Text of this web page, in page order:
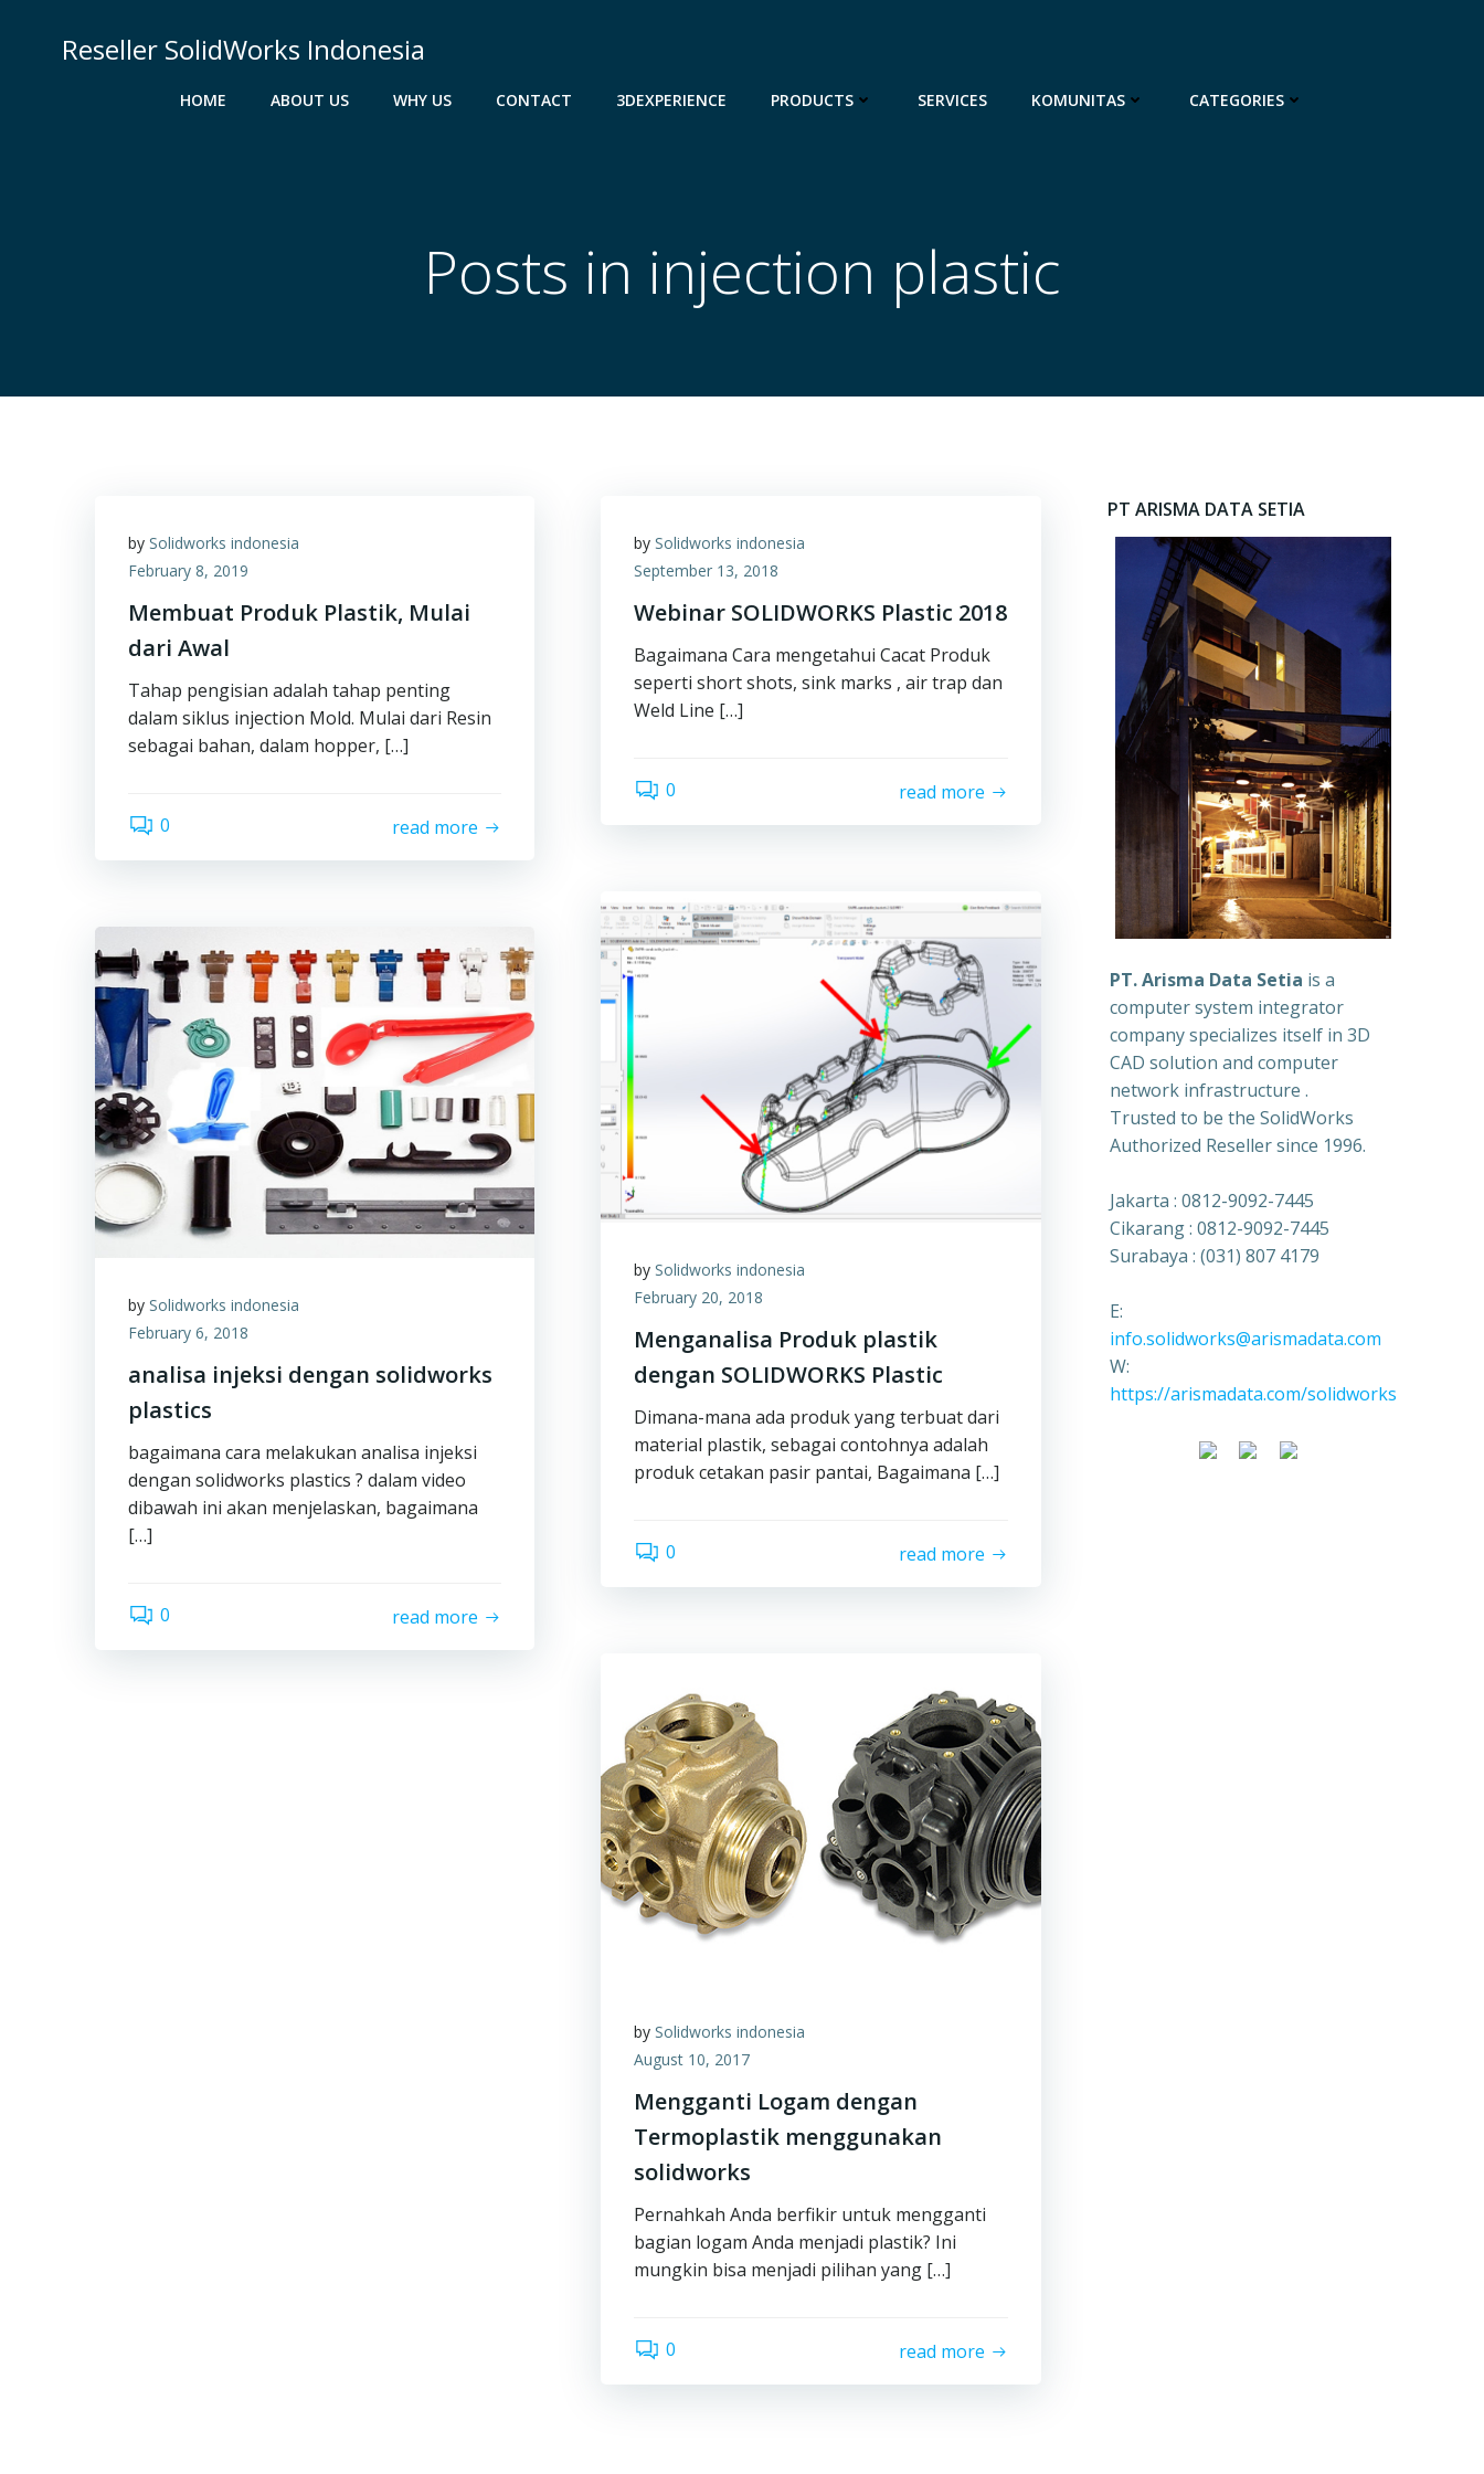
Reseller SolidWorks Indonesia
HOME ABOUT US WHY US CONTACT 3DEXPERIENCE PRODUCTS SERVICES KOMUNITAS CATEGORIES
Posts in injection plastic
by Solidworks indonesia
February 8, 2019
Membuat Produk Plastik, Mulai
dari Awal
Tahap pengisian adalah tahap penting
dalam siklus injection Mold. Mulai dari Resin
sebagai bahan, dalam hopper, […]
0 read more
bySolidworks indonesia
September 13, 2018
Webinar SOLIDWORKS Plastic 2018
Bagaimana Cara mengetahui Cacat Produk
seperti short shots, sink marks , air trap dan
Weld Line […]
0 read more
bySolidworks indonesia
February 20, 2018
Menganalisa Produk plastik
dengan SOLIDWORKS Plastic
Dimana-mana ada produk yang terbuat dari
material plastik, sebagai contohnya adalah
produk cetakan pasir pantai, Bagaimana […]
0 read more
by Solidworks indonesia
February 6, 2018
analisa injeksi dengan solidworks
plastics
bagaimana cara melakukan analisa injeksi
dengan solidworks plastics ? dalam video
dibawah ini akan menjelaskan, bagaimana
[…]
0 read more
bySolidworks indonesia
August 10, 2017
Mengganti Logam dengan
Termoplastik menggunakan
solidworks
Pernahkah Anda berfikir untuk mengganti
bagian logam Anda menjadi plastik? Ini
mungkin bisa menjadi pilihan yang […]
0 read more
PT ARISMA DATA SETIA
PT. Arisma Data Setia is a
computer system integrator
company specializes itself in 3D
CAD solution and computer
network infrastructure .
Trusted to be the SolidWorks
Authorized Reseller since 1996.
Jakarta : 0812-9092-7445
Cikarang : 0812-9092-7445
Surabaya : (031) 807 4179
E:
info.solidworks@arismadata.com
W:
https://arismadata.com/solidworks